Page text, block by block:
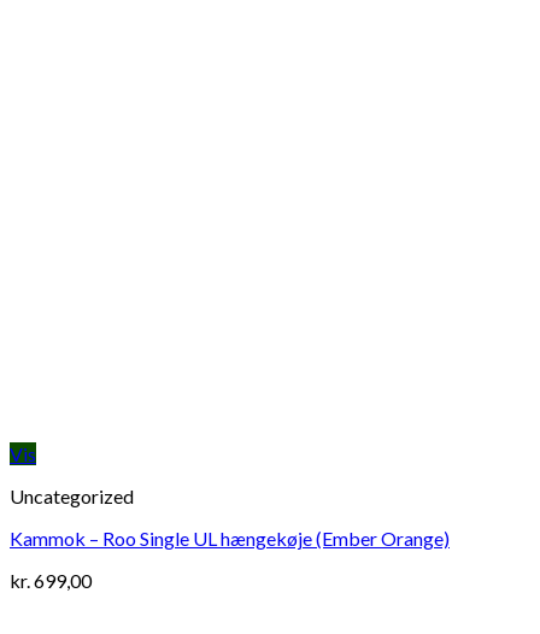
Vis
Uncategorized
Kammok – Roo Single UL hængekøje (Ember Orange)
kr.699,00